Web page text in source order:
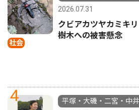
社会
2026.07.31
クビアカツヤカミキ
樹木への被害懸念
4
平塚・大磯・二宮・中井